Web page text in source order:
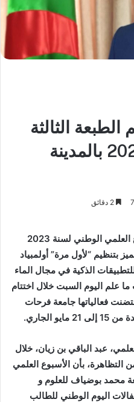
الثالثة
للأسبوع العلمي 2023 بالمدينة
7
سيتم تنظيم الطبعة الثالثة للأسبوع العلمي الوطني لسنة 2023
بتنظيم “لأول مرة” أولمبياد
الذكية في مجال الماء
ما علم اليوم السبت خلال اختتام
فعالياتها جامعة فرحات
عبد الباقي بن زيان، خلال
التظاهرة، بأن الأسبوع العلمي
محمد بوضياف للعلوم و
اليوم الوطني للطالب